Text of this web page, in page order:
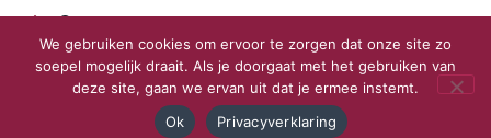
Over ons
© 2023 Solidair met India. Privacyverklaring
We gebruiken cookies om ervoor te zorgen dat onze site zo
soepel mogelijk draait. Als je doorgaat met het gebruiken van
deze site, gaan we ervan uit dat je ermee instemt.
Ok
Privacyverklaring